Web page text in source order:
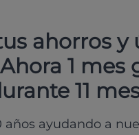
ahorros y
1 mes
11
años ayudando a